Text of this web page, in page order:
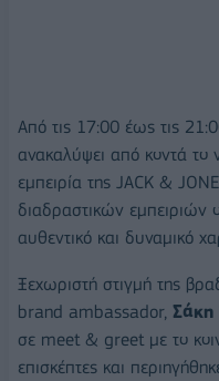
Από τις 17:00 έως τις
ανακαλύψει από κοντά το
εμπειρία της JACK &
διαδραστικών εμπειριών
αυθεντικό και δυναμικό
Ξεχωριστή στιγμή της
brand ambassador, Σάκη
σε meet & greet με το
επισκέπτες και